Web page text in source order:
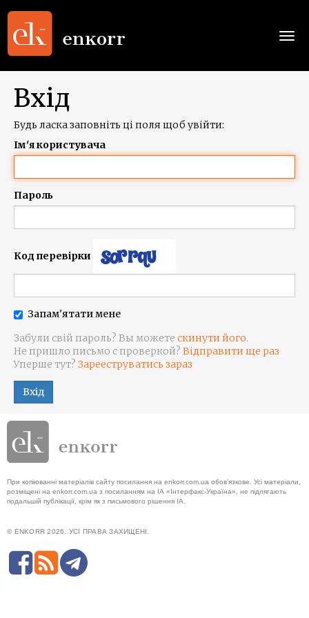
Вхід
Будь ласка заповніть ці поля щоб увійти:
Ім'я користувача
Пароль
Код перевірки
Запам'ятати мене
Забули свій пароль? Вы можете скинути його.
Не пришло письмо с проверкой? Відправити ще раз
Уперше тут? Зарееструватись зараз
Вхід
При копіюванні матеріалів сайту посилання на enkorr.com.ua обов'язкове. Усі матеріали,
розміщені на enkorr.com.ua з посиланням на ІА «Інтерфакс-Україна», не підлягають
подальшій публікації, крім як з письмового рішення ІА.
© ENKORR 2026. УСІ ПРАВА ЗАХИЩЕНІ.